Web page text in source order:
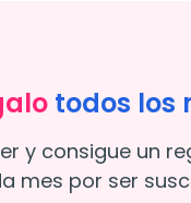
todos los
y consigue un
mes por ser